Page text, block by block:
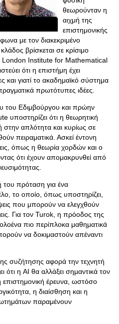
θεωρούνταν η
αιχμή της
επιστημονικής
με τον διακεκριμένο
βρίσκεται σε κρίσιμο
London Institute for Mathematical
ότι η επιστήμη έχει
και γιατί το ακαδημαϊκό σύστημα
πρωτότυπες ιδέες.
του Εδιμβούργου και πρώην
υποστηρίζει ότι η θεωρητική
στην απλότητα και κυρίως σε
πειραματικά. Ασκεί έντονη
όπως η θεωρία χορδών και ο
ότι έχουν απομακρυνθεί από
του πρόταση για ένα
το οποίο, όπως υποστηρίζει,
που μπορούν να ελεγχθούν
Για τον Turok, η πρόοδος της
πιο περίπλοκα μαθηματικά
να δοκιμαστούν απέναντι
συζήτησης αφορά την τεχνητή
η AI θα αλλάξει σημαντικά τον
επιστημονική έρευνα, ωστόσο
η διαίσθηση και η
παραμένουν